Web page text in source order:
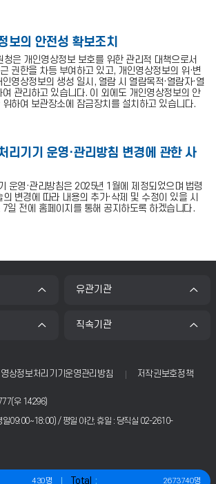
보의 안전성 확보조치
청은 개인영상정보 보호를 위한 관리적 대책으로서
권한을 차등 부여하고 있고, 개인영상정보의 위·변
영상정보의 생성 일시, 열람 시 열람목적·열람자·열
관리하고 있습니다. 이 외에도 개인영상정보의 안
하여 보관장소에 잠금장치를 설치하고 있습니다.
리기기 운영·관리방침 변경에 관한 사
운영·관리방침은 2025년 1월에 제정되었으며 법령
의 변경에 따라 내용의 추가·삭제 및 수정이 있을 시
일 전에 홈페이지를 통해 공지하도록 하겠습니다.
유관기관
직속기관
영상정보처리기기운영관리방침 저작권보호정책
우 14296)
09:00~18:00) / 평일 야간, 휴일 : 당직실 02-2610-
430명 Total 2673740명